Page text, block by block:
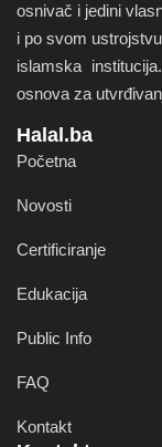
osnivač i jedini
i po svom
islamska
osnova za
Halal.ba
Početna
Novosti
Certificiranje
Edukacija
Public Info
FAQ
Kontakt